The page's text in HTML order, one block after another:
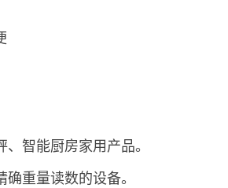
智能厨房家用产品。
重量读数的设备。